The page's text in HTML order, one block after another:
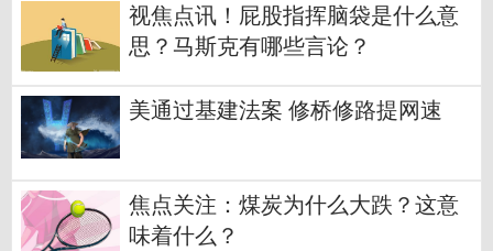
视焦点讯！屁股指挥脑袋是什么意
思？马斯克有哪些言论？
美通过基建法案 修桥修路提网速
焦点关注：煤炭为什么大跌？这意
味着什么？